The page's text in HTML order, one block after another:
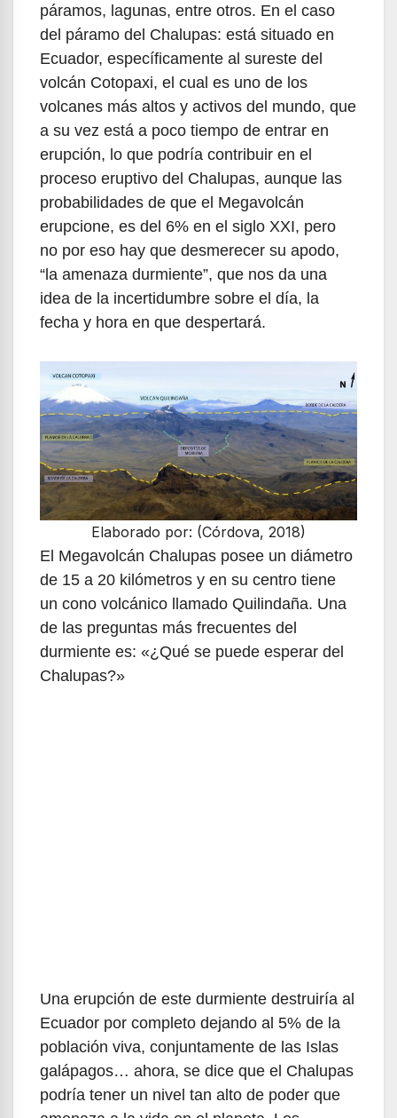
páramos, lagunas, entre otros. En el caso
del páramo del Chalupas: está situado en
Ecuador, específicamente al sureste del
volcán Cotopaxi, el cual es uno de los
volcanes más altos y activos del mundo, que
a su vez está a poco tiempo de entrar en
erupción, lo que podría contribuir en el
proceso eruptivo del Chalupas, aunque las
probabilidades de que el Megavolcán
erupcione, es del 6% en el siglo XXI, pero
no por eso hay que desmerecer su apodo,
“la amenaza durmiente”, que nos da una
idea de la incertidumbre sobre el día, la
fecha y hora en que despertará.
Elaborado por: (Córdova, 2018)
El Megavolcán Chalupas posee un diámetro
de 15 a 20 kilómetros y en su centro tiene
un cono volcánico llamado Quilindaña. Una
de las preguntas más frecuentes del
durmiente es: «¿Qué se puede esperar del
Chalupas?»
Una erupción de este durmiente destruiría al
Ecuador por completo dejando al 5% de la
población viva, conjuntamente de las Islas
galápagos… ahora, se dice que el Chalupas
podría tener un nivel tan alto de poder que